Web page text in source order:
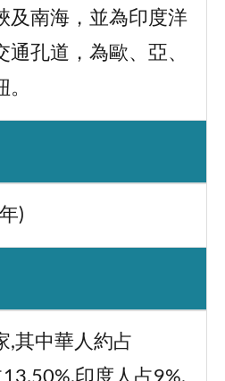
及南海，並為印度洋
孔道，為歐、亞、
)
,其中華人約占